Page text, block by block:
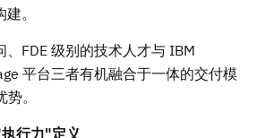
。
FDE 级别的技术人才与 IBM
平台三者有机融合于一体的交付模
。
行力"定义